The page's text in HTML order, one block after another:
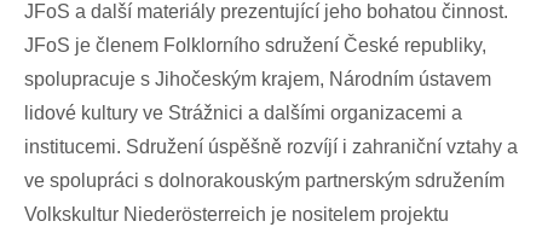
JFoS a další materiály prezentující jeho bohatou činnost.
JFoS je členem Folklorního sdružení České republiky,
spolupracuje s Jihočeským krajem, Národním ústavem
lidové kultury ve Strážnici a dalšími organizacemi a
institucemi. Sdružení úspěšně rozvíjí i zahraniční vztahy a
ve spolupráci s dolnorakouským partnerským sdružením
Volkskultur Niederösterreich je nositelem projektu